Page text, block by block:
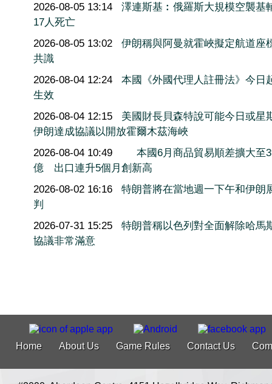
2026-08-05 13:14
澤連斯基︰俄羅斯大規模空襲基
17人死亡
2026-08-05 13:02
伊朗稱與阿曼就霍峽擬定航道座
共識
2026-08-04 12:24
本國《外國代理人註冊法》今日
生效
2026-08-04 12:15
美國財長貝森特說可能今日或星
伊朗達成協議以開放霍爾木茲海峽
2026-08-04 10:49
本國6月商品貿易順差擴大至
億 出口連升5個月創新高
2026-08-02 16:16
特朗普將在當地週一下午和伊朗
判
2026-07-31 15:25
特朗普稱以色列對全面解除哈馬
協議非常滿意
Home About Us Game Rules Contact Us